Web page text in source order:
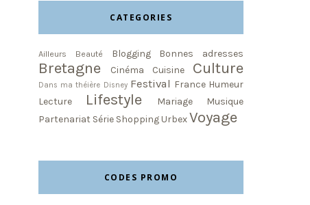
CATEGORIES
Ailleurs Beauté Blogging Bonnes adresses
Bretagne Cinéma Cuisine Culture
Dans ma théière Disney Festival France Humeur
Lecture
Lifestyle Mariage
Musique
Partenariat Série ShoppingUrbexVoyage
CODES PROMO